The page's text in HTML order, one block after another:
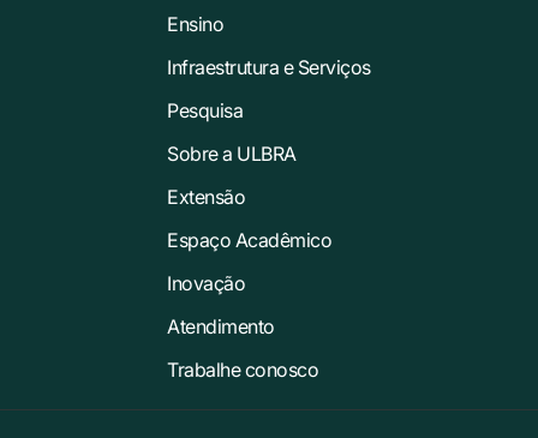
Ensino
Infraestrutura e Serviços
Pesquisa
Sobre a ULBRA
Extensão
Espaço Acadêmico
Inovação
Atendimento
Trabalhe conosco